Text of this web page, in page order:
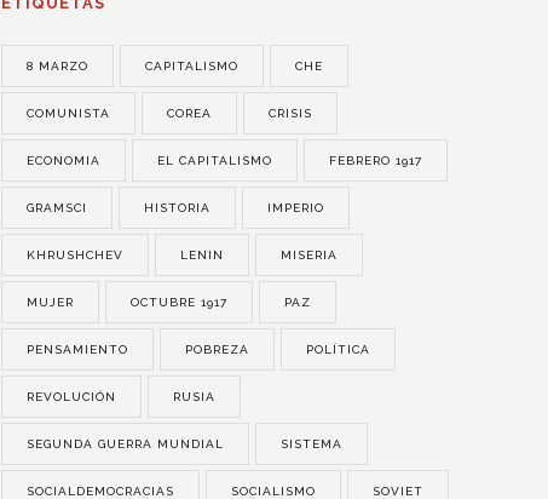
8 MARZO CAPITALISMO CHE
COMUNISTA COREA CRISIS
ECONOMIA EL CAPITALISMO FEBRERO 1917
GRAMSCI HISTORIA IMPERIO
KHRUSHCHEV LENIN MISERIA
MUJER OCTUBRE 1917 PAZ
PENSAMIENTO POBREZA POLÍTICA
REVOLUCIÓN RUSIA
SEGUNDA GUERRA MUNDIAL SISTEMA
SOCIALDEMOCRACIAS SOCIALISMO SOVIET